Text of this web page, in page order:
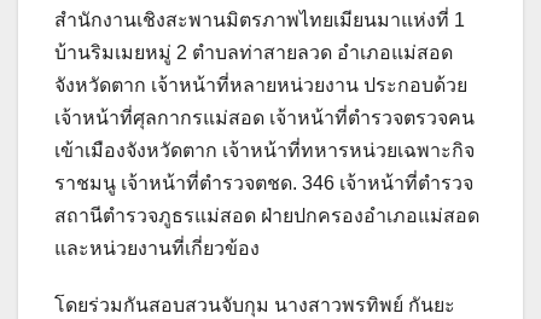
สำนักงานเชิงสะพานมิตรภาพไทยเมียนมาแห่งที่ 1
บ้านริมเมยหมู่ 2 ตำบลท่าสายลวด อำเภอแม่สอด
จังหวัดตาก เจ้าหน้าที่หลายหน่วยงาน ประกอบด้วย
เจ้าหน้าที่ศุลกากรแม่สอด เจ้าหน้าที่ตำรวจตรวจคน
เข้าเมืองจังหวัดตาก เจ้าหน้าที่ทหารหน่วยเฉพาะกิจ
ราชมนู เจ้าหน้าที่ตำรวจตชด. 346 เจ้าหน้าที่ตำรวจ
สถานีตำรวจภูธรแม่สอด ฝ่ายปกครองอำเภอแม่สอด
และหน่วยงานที่เกี่ยวข้อง
โดยร่วมกันสอบสวนจับกุม นางสาวพรทิพย์ กันยะ